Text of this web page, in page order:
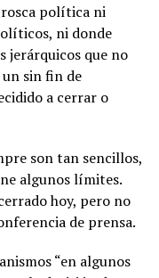
política ni
ni donde
jerárquicos que no
un sin fin de
a cerrar o
son tan sencillos,
algunos límites.
hoy, pero no
de prensa.
“en algunos